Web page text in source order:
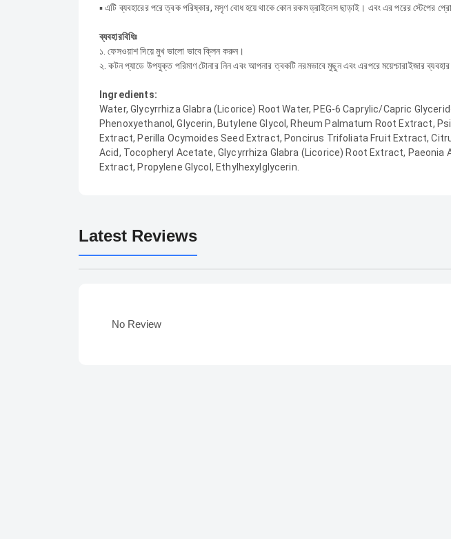
▪ এটি ব্যবহারের পরে ত্বক পরিষ্কার, মসৃণ বোধ হয়ে থাকে কোন রকম ড্রাইনেস ছাড়াই। এবং এর পরের স্টেপের
ব্যবহারবিধিঃ
১. ফেসওয়াশ দিয়ে মুখ ভালো ভাবে ক্লিন করুন।
২. কটন প্যাডে উপযুক্ত পরিমাণ টোনার নিন এবং আপনার ত্বকটি নরমভাবে মুছুন এবং এরপরে ময়েশ্চারাইজার
Ingredients:
Water, Glycyrrhiza Glabra (Licorice) Root Water, PEG-6 Caprylic/Capric
Phenoxyethanol, Glycerin, Butylene Glycol, Rheum Palmatum Root Extract,
Extract, Perilla Ocymoides Seed Extract, Poncirus Trifoliata Fruit Extract,
Acid, Tocopheryl Acetate, Glycyrrhiza Glabra (Licorice) Root Extract,
Extract, Propylene Glycol, Ethylhexylglycerin.
Latest Reviews
No Review